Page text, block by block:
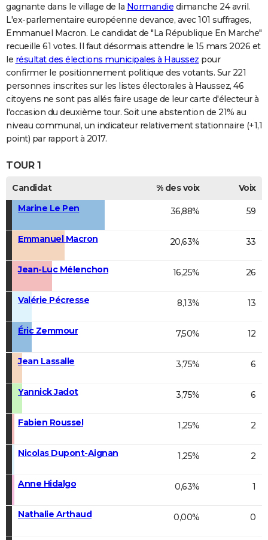
gagnante dans le village de la Normandie dimanche 24 avril.
L'ex-parlementaire européenne devance, avec 101 suffrages,
Emmanuel Macron. Le candidat de "La République En Marche"
recueille 61 votes. Il faut désormais attendre le 15 mars 2026 et
le résultat des élections municipales à Haussez pour
confirmer le positionnement politique des votants. Sur 221
personnes inscrites sur les listes électorales à Haussez, 46
citoyens ne sont pas allés faire usage de leur carte d'électeur à
l'occasion du deuxième tour. Soit une abstention de 21% au
niveau communal, un indicateur relativement stationnaire (+1,1
point) par rapport à 2017.
TOUR 1
Candidat % des voix
Voix
Marine Le Pen
36,88% 59
Emmanuel Macron 20,63% 33
Jean-Luc Mélenchon 16,25% 26
Valérie Pécresse 8,13% 13
Éric Zemmour 7,50% 12
Jean Lassalle 3,75% 6
Yannick Jadot 3,75% 6
Fabien Roussel 1,25% 2
Nicolas Dupont-Aignan 1,25% 2
Anne Hidalgo 0,63% 1
Nathalie Arthaud 0,00% 0